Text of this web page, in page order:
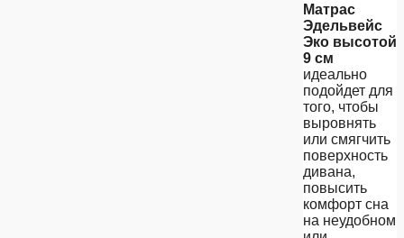
Матрас
Эдельвейс
Эко высотой
9 см
идеально
подойдет для
того, чтобы
выровнять
или смягчить
поверхность
дивана,
повысить
комфорт сна
на неудобном